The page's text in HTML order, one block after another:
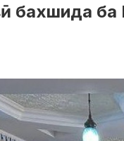
бахшида